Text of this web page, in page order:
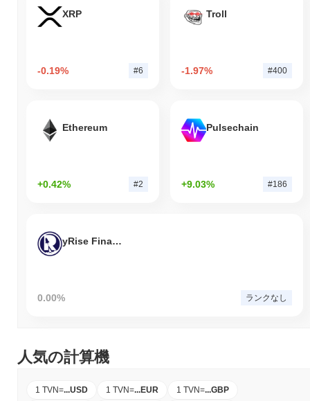
XRP
-0.19% #6
Troll
-1.97% #400
Ethereum
+0.42% #2
Pulsechain
+9.03% #186
yRise Finance
0.00% ランクなし
人気の計算機
1 TVN=...USD 1 TVN=...EUR 1 TVN=...GBP